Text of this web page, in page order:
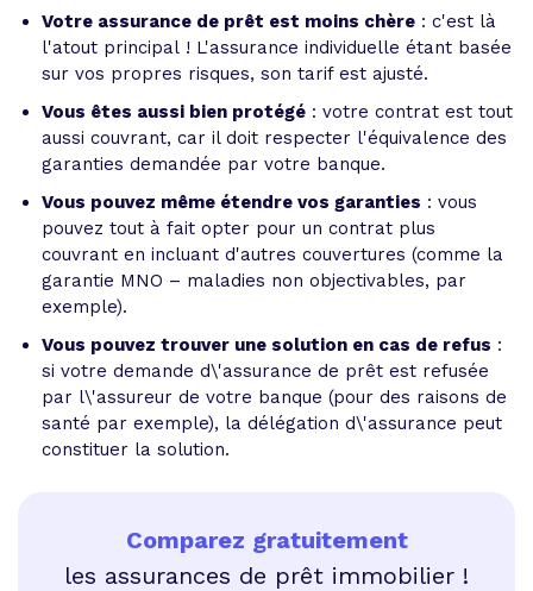
Votre assurance de prêt est moins chère : c'est là
l'atout principal ! L'assurance individuelle étant basée
sur vos propres risques, son tarif est ajusté.
Vous êtes aussi bien protégé : votre contrat est tout
aussi couvrant, car il doit respecter l'équivalence des
garanties demandée par votre banque.
Vous pouvez même étendre vos garanties : vous
pouvez tout à fait opter pour un contrat plus
couvrant en incluant d'autres couvertures (comme la
garantie MNO – maladies non objectivables, par
exemple).
Vous pouvez trouver une solution en cas de refus :
si votre demande d\'assurance de prêt est refusée
par l\'assureur de votre banque (pour des raisons de
santé par exemple), la délégation d\'assurance peut
constituer la solution.
Comparez gratuitement
les assurances de prêt immobilier !